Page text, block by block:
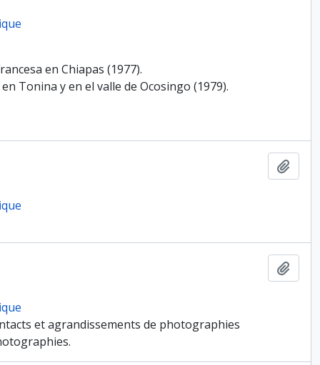
en Chiapas (1977).
Tonina y en el valle de Ocosingo (1979).
et agrandissements de photographies